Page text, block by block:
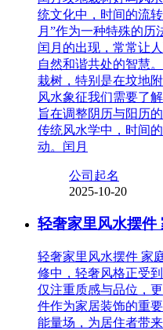
统文化中，时间的流
月”作为一种特殊的历
闰月的出现，常常让
自然和谐共处的智慧
栽树，特别是在坟地
风水象征我们需要了
旨在调整阴历与阳历
传统风水学中，时间
动。闰月
公司起名
2025-10-20
轻奢家里风水摆件
轻奢家里风水摆件 家
修中，轻奢风格正受
仅注重质感与品位，
件作为家居装饰的重
能量场，为居住者带